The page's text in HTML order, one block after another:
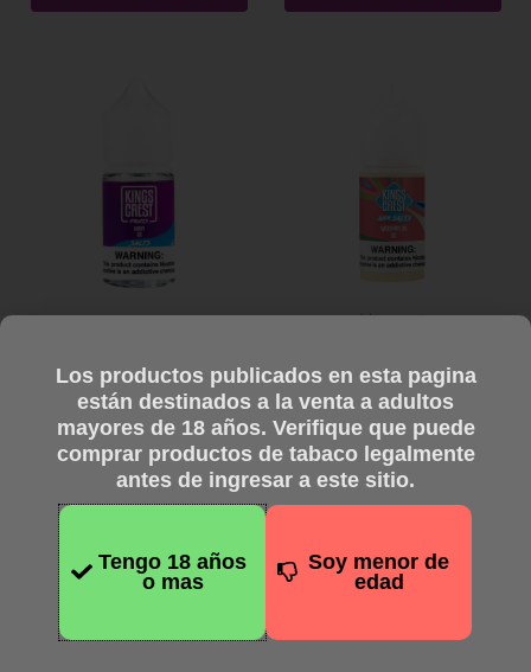
Kings Crest Fruits – Grape
Ice – Salt – 30 ml
Pagando en efectivo
$23.000,00
Seleccionar opciones
variantes.
Las
opciones
se
en
la
página
de
producto
kingcrest
Watermelon Ice – Salt –
30ml
28.750,00
Pagando en efectivo
$23.000,00
variantes.
Las
opciones
la
página
de
producto
Este
Este
Los productos publicados en esta pagina
están destinados a la venta a adultos
mayores de 18 años. Verifique que puede
comprar productos de tabaco legalmente
antes de ingresar a este sitio.
Tengo 18 años
o mas
Soy menor de
edad